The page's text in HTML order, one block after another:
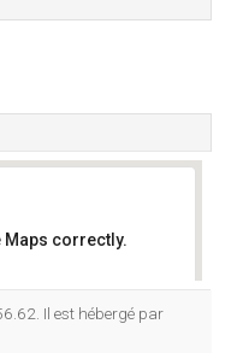
Maps correctly.
Il est hébergé par